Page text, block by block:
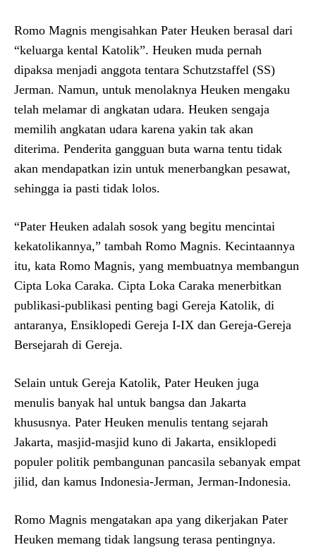
Romo Magnis mengisahkan Pater Heuken berasal dari
“keluarga kental Katolik”. Heuken muda pernah
dipaksa menjadi anggota tentara Schutzstaffel (SS)
Jerman. Namun, untuk menolaknya Heuken mengaku
telah melamar di angkatan udara. Heuken sengaja
memilih angkatan udara karena yakin tak akan
diterima. Penderita gangguan buta warna tentu tidak
akan mendapatkan izin untuk menerbangkan pesawat,
sehingga ia pasti tidak lolos.
“Pater Heuken adalah sosok yang begitu mencintai
kekatolikannya,” tambah Romo Magnis. Kecintaannya
itu, kata Romo Magnis, yang membuatnya membangun
Cipta Loka Caraka. Cipta Loka Caraka menerbitkan
publikasi-publikasi penting bagi Gereja Katolik, di
antaranya, Ensiklopedi Gereja I-IX dan Gereja-Gereja
Bersejarah di Gereja.
Selain untuk Gereja Katolik, Pater Heuken juga
menulis banyak hal untuk bangsa dan Jakarta
khususnya. Pater Heuken menulis tentang sejarah
Jakarta, masjid-masjid kuno di Jakarta, ensiklopedi
populer politik pembangunan pancasila sebanyak empat
jilid, dan kamus Indonesia-Jerman, Jerman-Indonesia.
Romo Magnis mengatakan apa yang dikerjakan Pater
Heuken memang tidak langsung terasa pentingnya.